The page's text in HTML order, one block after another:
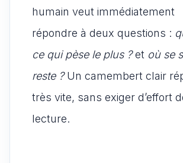
humain veut immédiatement
répondre à deux questions :
ce qui pèse le plus ?et où se
reste ?Un camembert clair
très vite, sans exiger d’effort
lecture.